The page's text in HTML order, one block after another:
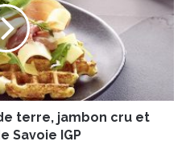
terre, jambon cru et
Savoie IGP